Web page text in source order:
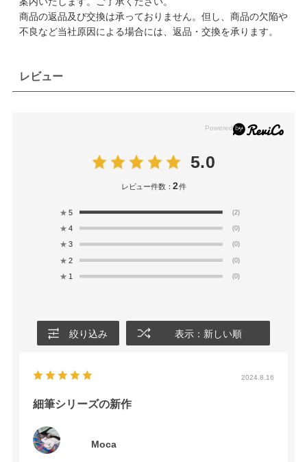
商品の返品及び交換は承っておりません。但し、商品の欠陥や
不良など当社原因による場合には、返品・交換を承ります。
レビュー
5.0
レビュー件数：2件
★ 5 (2)
★ 4 (0)
★ 3 (0)
★ 2 (0)
★ 1 (0)
絞り込み 表示：新しい順
2024.8.16
細筆シリーズの新作
Moca